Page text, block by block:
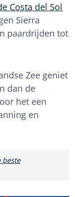
Costa del Sol
Sierra
paardrijden tot
Zee geniet
dan de
het een
en
beste